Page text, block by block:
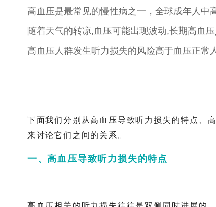
高血压是最常见的慢性病之一，全球成年人中
随着天气的转凉,血压可能出现波动,长期高血
高血压人群发生听力损失的风险高于血压正常
下面我们分别从高血压导致听力损失的特点、
来讨论它们之间的关系。
一、高血压导致听力损失的特点